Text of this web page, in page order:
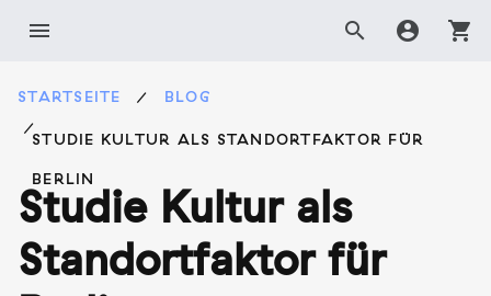
Inhaltmenu search account_circle shopping_cart
STARTSEITE BLOG
STUDIE KULTUR ALS STANDORTFAKTOR FÜR
BERLIN
Studie Kultur als
Standortfaktor für